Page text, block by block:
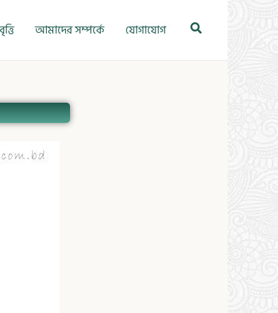
আমাদের সম্পর্কে যোগাযোগ Search